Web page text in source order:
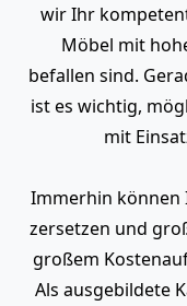
wir Ihr
Möbel mit
befallen sind.
ist es wichtig,
mit
Immerhin können
zersetzen und
großem
Als ausgebildete